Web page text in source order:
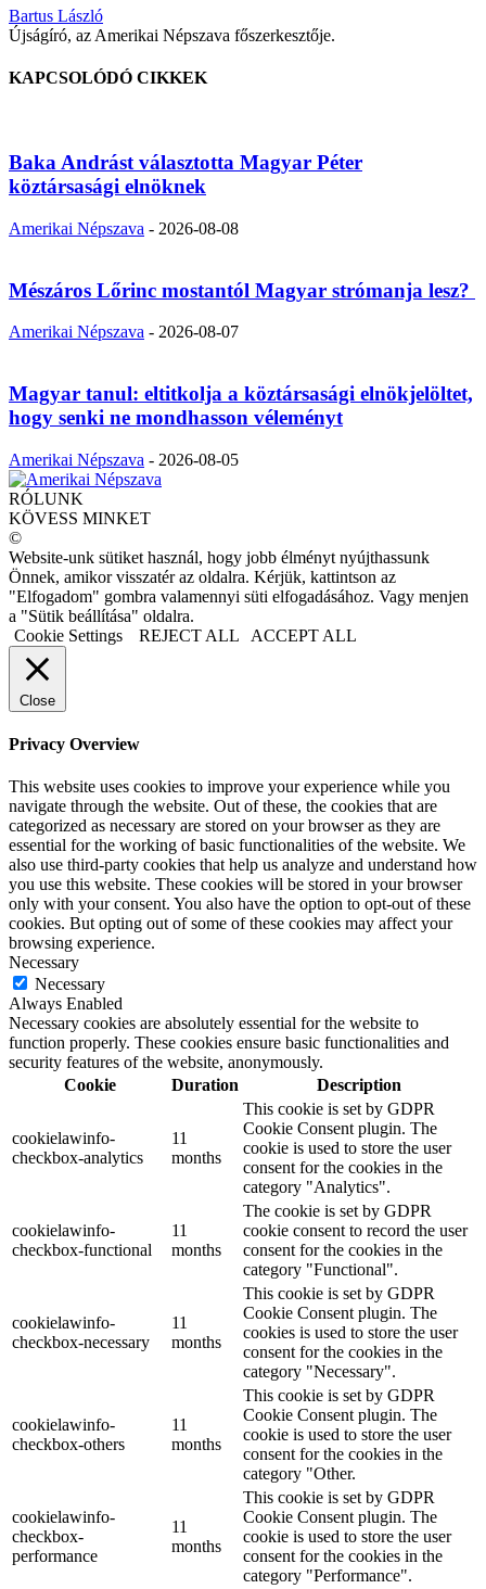
Bartus László
Újságíró, az Amerikai Népszava főszerkesztője.
KAPCSOLÓDÓ CIKKEK
Baka Andrást választotta Magyar Péter
köztársasági elnöknek
Amerikai Népszava - 2026-08-08
Mészáros Lőrinc mostantól Magyar strómanja lesz?
Amerikai Népszava - 2026-08-07
Magyar tanul: eltitkolja a köztársasági elnökjelöltet,
hogy senki ne mondhasson véleményt
Amerikai Népszava - 2026-08-05
RÓLUNK
KÖVESS MINKET
©
Website-unk sütiket használ, hogy jobb élményt nyújthassunk
Önnek, amikor visszatér az oldalra. Kérjük, kattintson az
"Elfogadom" gombra valamennyi süti elfogadásához. Vagy menjen
a "Sütik beállítása" oldalra.
Cookie Settings
REJECT ALL ACCEPT ALL
Close
Privacy Overview
This website uses cookies to improve your experience while you
navigate through the website. Out of these, the cookies that are
categorized as necessary are stored on your browser as they are
essential for the working of basic functionalities of the website. We
also use third-party cookies that help us analyze and understand how
you use this website. These cookies will be stored in your browser
only with your consent. You also have the option to opt-out of these
cookies. But opting out of some of these cookies may affect your
browsing experience.
Necessary
Necessary
Always Enabled
Necessary cookies are absolutely essential for the website to
function properly. These cookies ensure basic functionalities and
security features of the website, anonymously.
Cookie
Duration Description
cookielawinfo-
checkbox-analytics
11
months
This cookie is set by GDPR
Cookie Consent plugin. The
cookie is used to store the user
consent for the cookies in the
category "Analytics".
cookielawinfo-
checkbox-functional
11
months
The cookie is set by GDPR
cookie consent to record the user
consent for the cookies in the
category "Functional".
cookielawinfo-
checkbox-necessary
11
months
This cookie is set by GDPR
Cookie Consent plugin. The
cookies is used to store the user
consent for the cookies in the
category "Necessary".
cookielawinfo-
checkbox-others
11
months
This cookie is set by GDPR
Cookie Consent plugin. The
cookie is used to store the user
consent for the cookies in the
category "Other.
cookielawinfo-
checkbox-
performance
11
months
This cookie is set by GDPR
Cookie Consent plugin. The
cookie is used to store the user
consent for the cookies in the
category "Performance".